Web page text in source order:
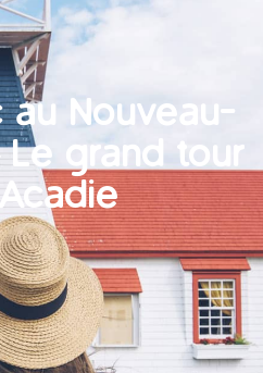
Nouveau-
Le grand tour